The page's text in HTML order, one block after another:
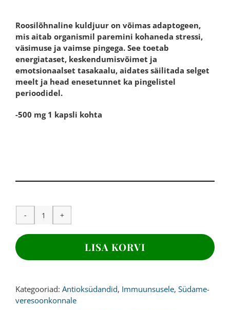
Roosilõhnaline kuldjuur on võimas adaptogeen,
mis aitab organismil paremini kohaneda stressi,
väsimuse ja vaimse pingega. See toetab
energiataset, keskendumisvõimet ja
emotsionaalset tasakaalu, aidates säilitada selget
meelt ja head enesetunnet ka pingelistel
perioodidel.
-500 mg 1 kapsli kohta
ROOSILÕHNALINE
kogus
LISA KORVI
Kategooriad: Antioksüdandid, Immuunsusele, Südame-
veresoonkonnale